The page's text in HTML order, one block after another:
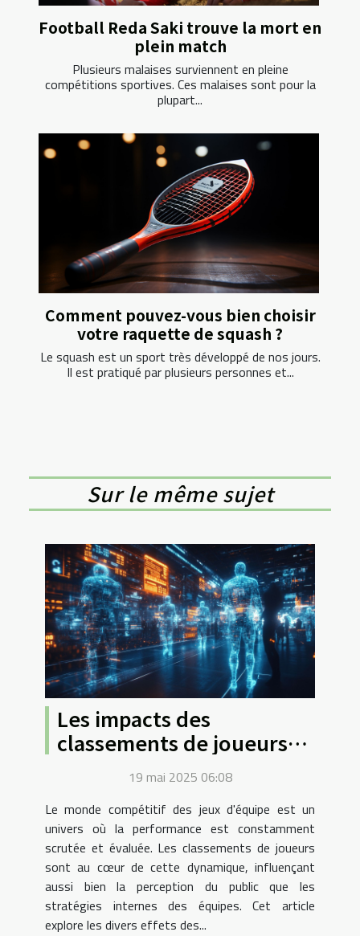
Football Reda Saki trouve la mort en
plein match
Plusieurs malaises surviennent en pleine
compétitions sportives. Ces malaises sont pour la
plupart...
Comment pouvez-vous bien choisir
votre raquette de squash ?
Le squash est un sport très développé de nos jours.
Il est pratiqué par plusieurs personnes et...
Sur le même sujet
Les impacts des
classements de joueurs
sur la scène compétitive
des jeux d'équipe
19 mai 2025 06:08
Le monde compétitif des jeux d'équipe est un
univers où la performance est constamment
scrutée et évaluée. Les classements de joueurs
sont au cœur de cette dynamique, influençant
aussi bien la perception du public que les
stratégies internes des équipes. Cet article
explore les divers effets des...